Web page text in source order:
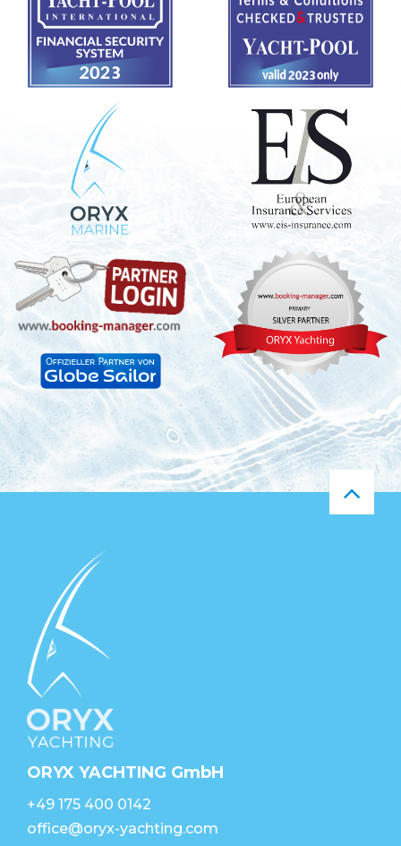
ORYX YACHTING GmbH
+49 175 400 0142
office@oryx-yachting.com